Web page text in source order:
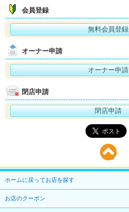
会員登録
無料会員登録
オーナー申請
オーナー申請
閉店申請
閉店申請
ホームに戻ってお店を探す
お店のクーポン